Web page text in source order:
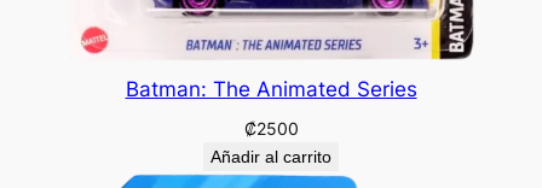
Batman: The Animated Series
₡2500
Añadir al carrito